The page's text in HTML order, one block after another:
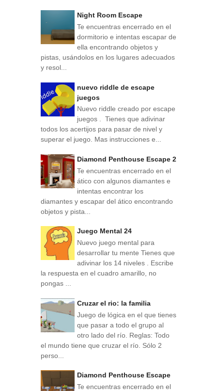
Night Room Escape
Te encuentras encerrado en el
dormitorio e intentas escapar de
ella encontrando objetos y
pistas, usándolos en los lugares adecuados
y resol...
nuevo riddle de escape
juegos
Nuevo riddle creado por escape
juegos . Tienes que adivinar
todos los acertijos para pasar de nivel y
superar el juego. Mas instrucciones e...
Diamond Penthouse Escape 2
Te encuentras encerrado en el
ático con algunos diamantes e
intentas encontrar los
diamantes y escapar del ático encontrando
objetos y pista...
Juego Mental 24
Nuevo juego mental para
desarrollar tu mente Tienes que
adivinar los 14 niveles . Escribe
la respuesta en el cuadro amarillo, no
pongas ...
Cruzar el rio: la familia
Juego de lógica en el que tienes
que pasar a todo el grupo al
otro lado del río. Reglas: Todo
el mundo tiene que cruzar el río. Sólo 2
perso...
Diamond Penthouse Escape
Te encuentras encerrado en el